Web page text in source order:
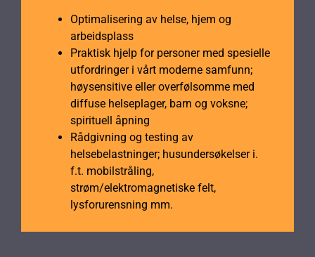
Optimalisering av helse, hjem og
arbeidsplass
Praktisk hjelp for personer med spesielle
utfordringer i vårt moderne samfunn;
høysensitive eller overfølsomme med
diffuse helseplager, barn og voksne;
spirituell åpning
Rådgivning og testing av
helsebelastninger; husundersøkelser i.
f.t. mobilstråling,
strøm/elektromagnetiske felt,
lysforurensning mm.